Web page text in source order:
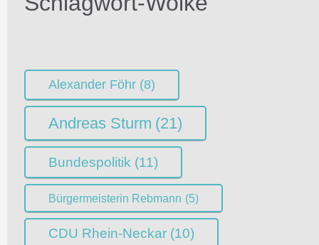
Alexander Föhr (8)
Andreas Sturm (21)
Bundespolitik (11)
Bürgermeisterin Rebmann (5)
CDU Rhein-Neckar (10)